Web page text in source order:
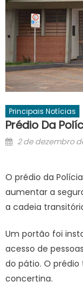
Principais Notícias
Prédio Da
Posted
2 de dezembro
O prédio da
aumentar a
a cadeia
Um portão foi
acesso de
do pátio. O
concertina.